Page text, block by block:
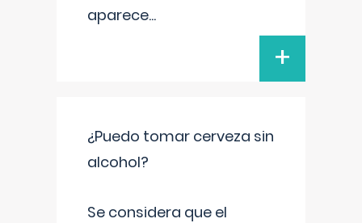
aparece...
+
¿Puedo tomar cerveza sin
alcohol?
Se considera que el